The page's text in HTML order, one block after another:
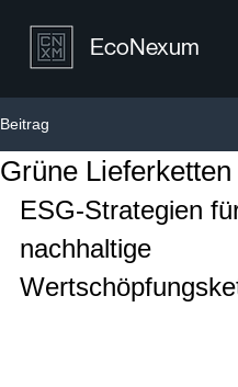
EcoNexum
Beitrag
Grüne Lieferketten
ESG-Strategien
nachhaltige